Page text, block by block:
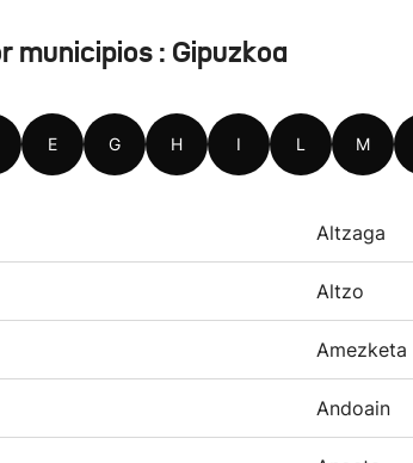
municipios : Gipuzkoa
E G H I L M
Altzaga
Altzo
Amezketa
Andoain